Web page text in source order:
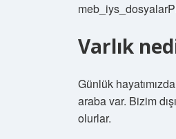
Varlık
Günlük
araba var. Bizim
olurlar.